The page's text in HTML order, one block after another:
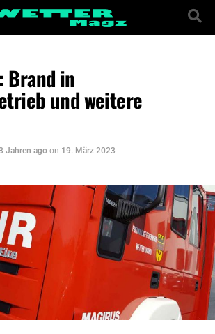
Brand in
und weitere
Jahren ago on 19. März 2023